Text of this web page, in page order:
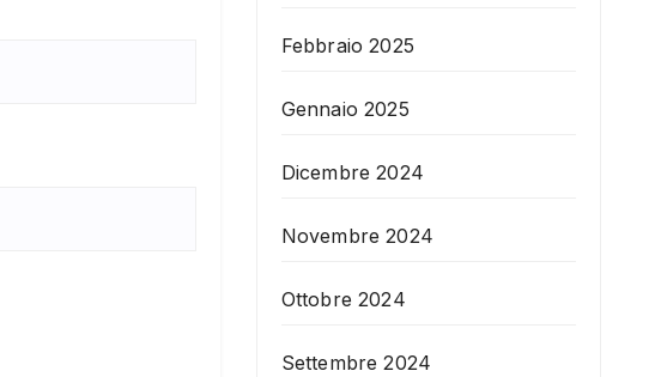
Febbraio 2025
Gennaio 2025
Dicembre 2024
Novembre 2024
Ottobre 2024
Settembre 2024